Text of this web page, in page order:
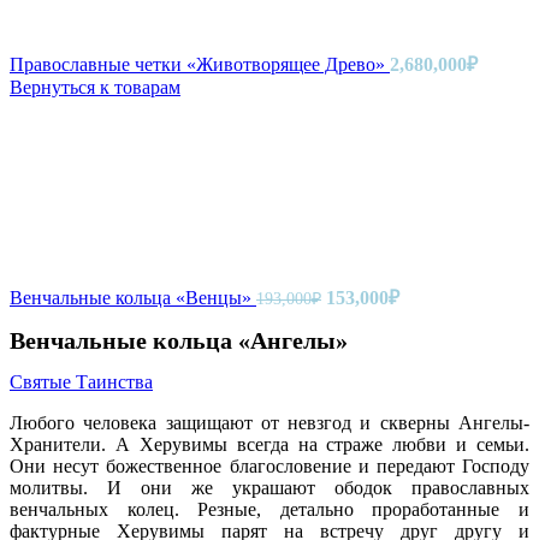
Православные четки «Животворящее Древо» 2,680,000₽
Вернуться к товарам
Венчальные кольца «Венцы» 193,000₽ Первоначальная
составляла
153,000₽Текущая
Венчальные кольца «Ангелы»
Святые Таинства
Любого человека защищают от невзгод и скверны Ангелы-
Хранители. А Херувимы всегда на страже любви и семьи.
Они несут божественное благословение и передают Господу
молитвы. И они же украшают ободок православных
венчальных колец. Резные, детально проработанные и
фактурные Херувимы парят на встречу друг другу и